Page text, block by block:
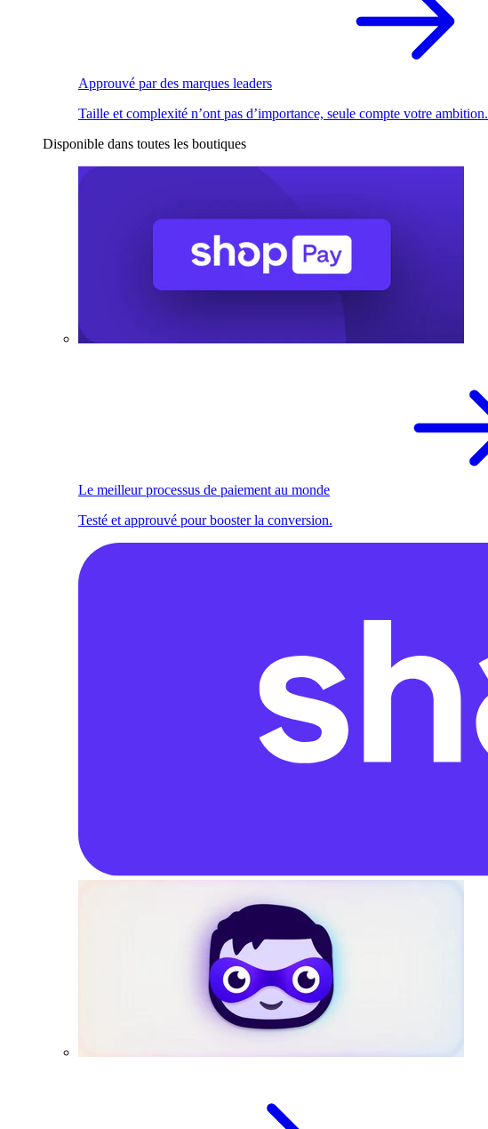
Approuvé par des marques leaders
Taille et complexité n’ont pas d’importance, seule compte votre ambition.
Disponible dans toutes les boutiques
Le meilleur processus de paiement au monde
Testé et approuvé pour booster la conversion.